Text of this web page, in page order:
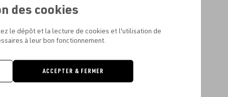
des cookies
le dépôt et la lecture de cookies et l'utilisation de
à leur bon fonctionnement.
ACCEPTER & FERMER